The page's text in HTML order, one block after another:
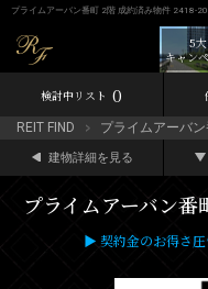
プライムアーバン番町 2階 成約済み物件 2418-
5大
キャン
検討中リスト 0
REIT FIND プライムアーバ
建物詳細を見る
プライムアーバン
▶ 契約金のお得さ